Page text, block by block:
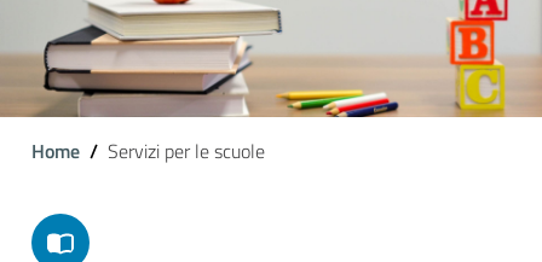
Home Servizi per le scuole